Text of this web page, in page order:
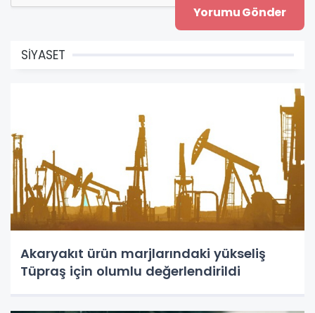
SİYASET
Akaryakıt ürün marjlarındaki yükseliş
Tüpraş için olumlu değerlendirildi